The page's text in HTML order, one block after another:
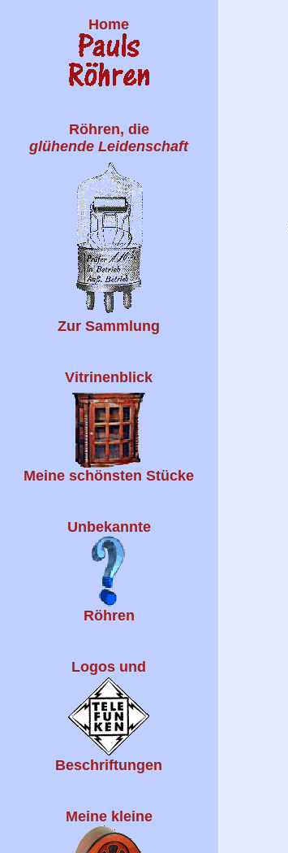
Home
Röhren, die
glühende Leidenschaft
Zur Sammlung
Vitrinenblick
Meine schönsten Stücke
Unbekannte
Röhren
Logos und
Beschriftungen
Meine kleine